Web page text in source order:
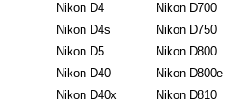
Nikon D4
Nikon D4s
Nikon D5
Nikon D40
Nikon D40x
Nikon D700
Nikon D750
Nikon D800
Nikon D800e
Nikon D810